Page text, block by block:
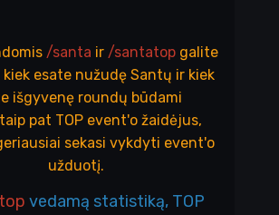
/santa ir /santatopgalite
esate nužudę Santų ir kiek
išgyvenę roundų būdami
pat TOP event'o žaidėjus,
sekasi vykdyti event'o
užduotį.
vedamą statistiką, TOP